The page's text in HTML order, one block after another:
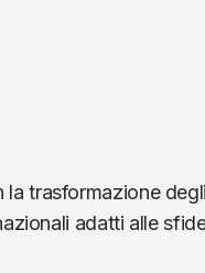
trasformazione
adatti alle